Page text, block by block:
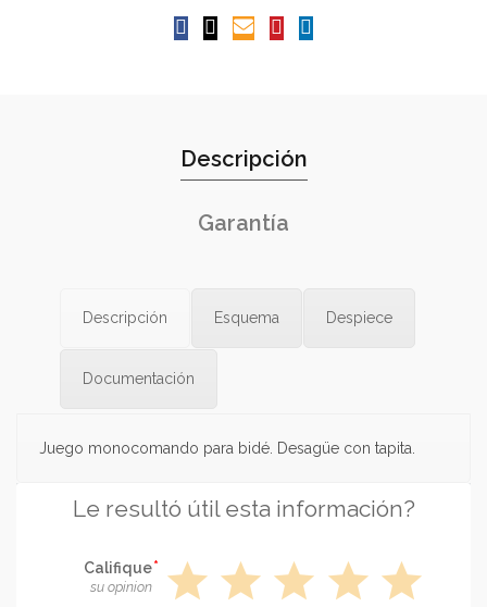
Descripción
Garantía
Descripción Esquema Despiece
Documentación
Juego monocomando para bidé. Desagüe con tapita.
Le resultó útil esta información?
Califique
su opinion star star star star star